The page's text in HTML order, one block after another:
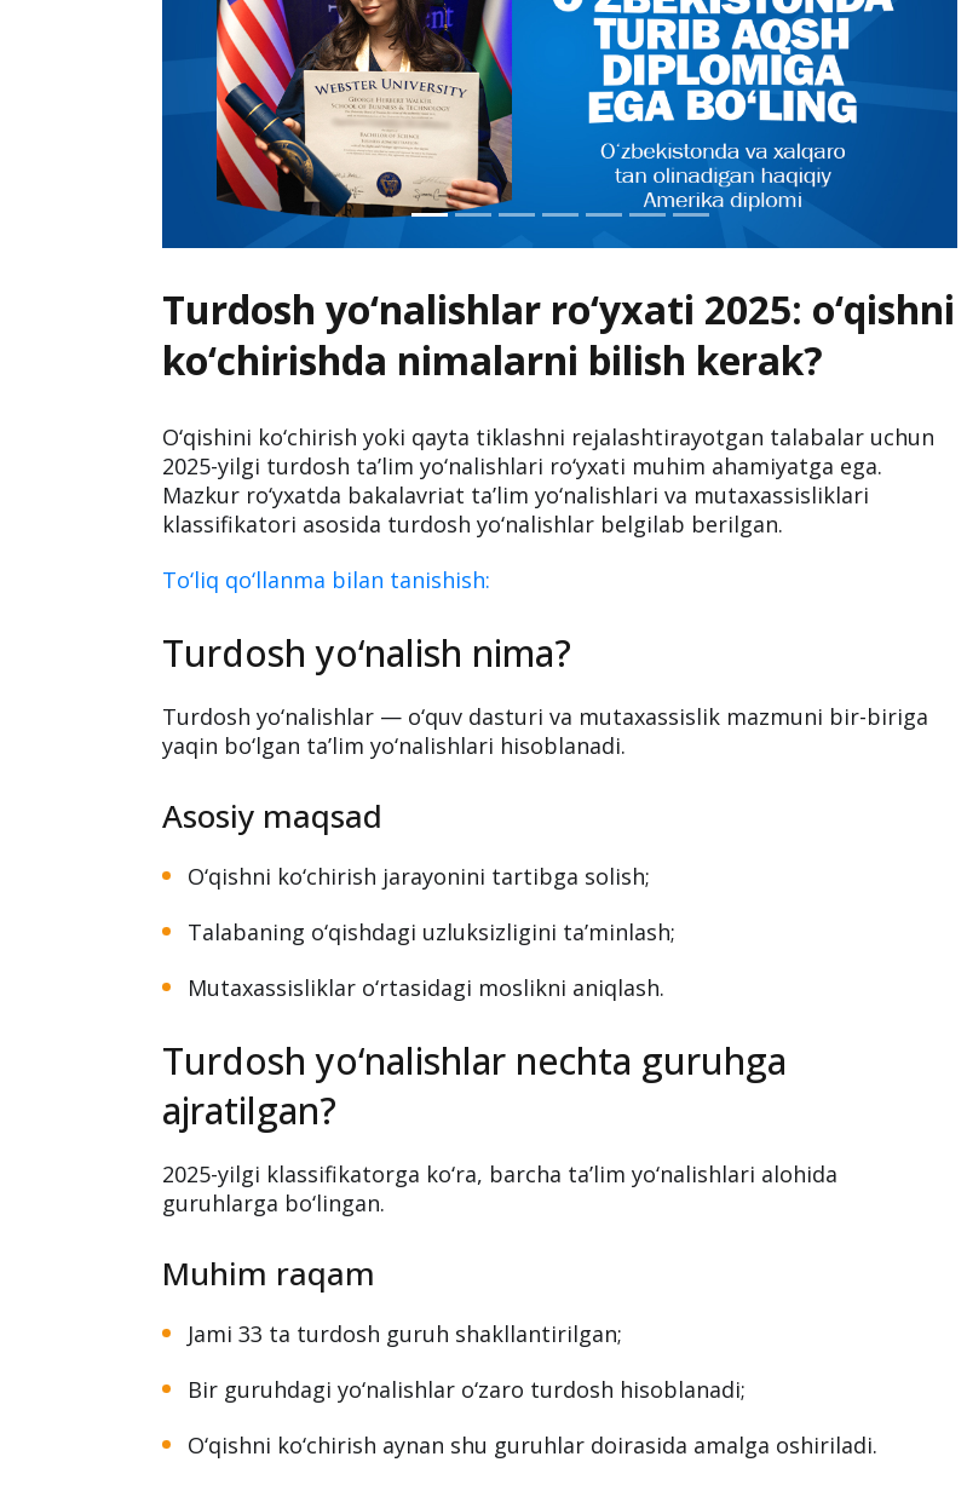
Turdosh yo‘nalishlar ro‘yxati 2025: o‘qishni
ko‘chirishda nimalarni bilish kerak?
O‘qishini ko‘chirish yoki qayta tiklashni rejalashtirayotgan talabalar uchun
2025-yilgi turdosh ta’lim yo‘nalishlari ro‘yxati muhim ahamiyatga ega.
Mazkur ro‘yxatda bakalavriat ta’lim yo‘nalishlari va mutaxassisliklari
klassifikatori asosida turdosh yo‘nalishlar belgilab berilgan.
To‘liq qo‘llanma bilan tanishish:
Turdosh yo‘nalish nima?
Turdosh yo‘nalishlar — o‘quv dasturi va mutaxassislik mazmuni bir-biriga
yaqin bo‘lgan ta’lim yo‘nalishlari hisoblanadi.
Asosiy maqsad
O‘qishni ko‘chirish jarayonini tartibga solish;
Talabaning o‘qishdagi uzluksizligini ta’minlash;
Mutaxassisliklar o‘rtasidagi moslikni aniqlash.
Turdosh yo‘nalishlar nechta guruhga
ajratilgan?
2025-yilgi klassifikatorga ko‘ra, barcha ta’lim yo‘nalishlari alohida
guruhlarga bo‘lingan.
Muhim raqam
Jami 33 ta turdosh guruh shakllantirilgan;
Bir guruhdagi yo‘nalishlar o‘zaro turdosh hisoblanadi;
O‘qishni ko‘chirish aynan shu guruhlar doirasida amalga oshiriladi.